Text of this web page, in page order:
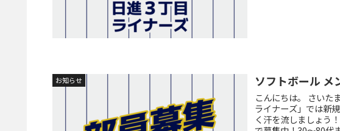
お知らせ ソフトボール メ
こんにちは。 さいた
ライナーズ」では新
く汗を流しましょう